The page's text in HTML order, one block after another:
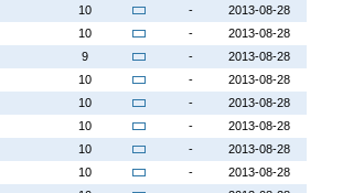
10 -
2013-08-28
10 -
2013-08-28
9 -
2013-08-28
10 -
2013-08-28
10 -
2013-08-28
10 -
2013-08-28
10 -
2013-08-28
10 -
2013-08-28